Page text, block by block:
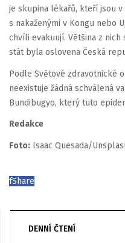
je skupina lékařů, kteří jsou
s nakaženými v Kongu nebo
chvíli evakuují. Většina z
stát byla oslovena Česká
Podle Světové zdravotnické
neexistuje žádná schválená
Bundibugyo, který tuto
Redakce
Foto: Isaac Quesada/
fShare
DENNÍ ČTENÍ